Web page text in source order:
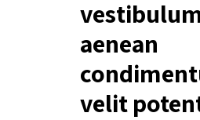
aenean
velit